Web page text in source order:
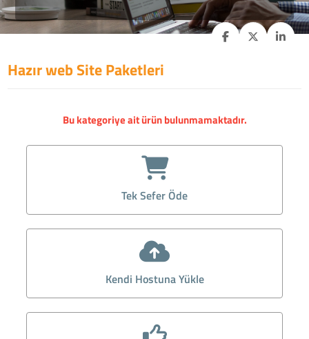
Hazır web Site Paketleri
Bu kategoriye ait ürün bulunmamaktadır.
Tek Sefer Öde
Kendi Hostuna Yükle